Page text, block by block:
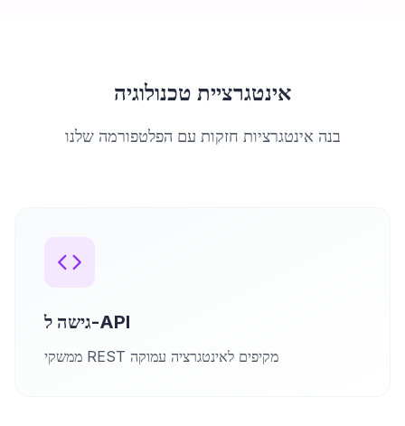
אינטגרציית טכנולוגיה
בנה אינטגרציות חזקות עם הפלטפורמה שלנו
גישה ל-API
ממשקי REST מקיפים לאינטגרציה עמוקה